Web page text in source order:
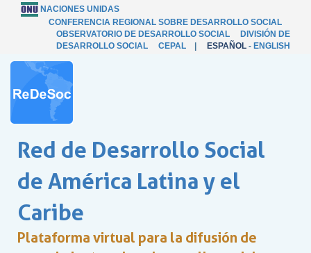
NACIONES UNIDAS
CONFERENCIA REGIONAL SOBRE DESARROLLO SOCIAL
OBSERVATORIO DE DESARROLLO SOCIAL
DIVISIÓN DE
DESARROLLO SOCIAL
CEPAL ESPAÑOL - ENGLISH
Red de Desarrollo Social
de América Latina y el
Caribe
Plataforma virtual para la difusión de